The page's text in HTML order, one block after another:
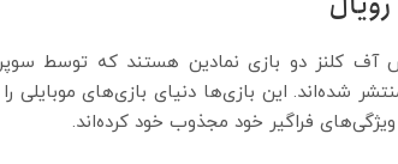
آف کلنز دو بازی نمادین هستند که توسط
شده‌اند. این بازی‌ها دنیای بازی‌های موبایلی
فراگیر خود مجذوب خود کرده‌اند.